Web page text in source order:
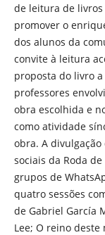
de leitura de
promover o
dos alunos da
convite à leitura
proposta do livro
professores
obra escolhida e
como atividade
obra. A
sociais da Roda
grupos de
quatro sessões
de Gabriel García
Lee; O reino